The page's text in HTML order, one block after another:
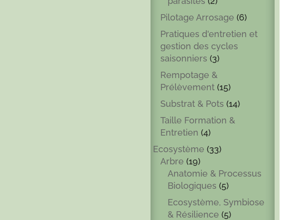
Pilotage Arrosage (6)
Pratiques d'entretien et
gestion des cycles
saisonniers (3)
Rempotage &
Prélèvement(15)
Substrat & Pots (14)
Taille Formation &
Entretien (4)
Ecosystème (33)
Arbre (19)
Anatomie & Processus
Biologiques (5)
Ecosystème, Symbiose
& Résilience (5)